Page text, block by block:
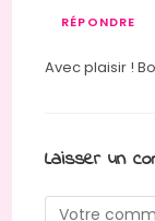
RÉPONDRE
Avec plaisir !
Laisser un
Comment